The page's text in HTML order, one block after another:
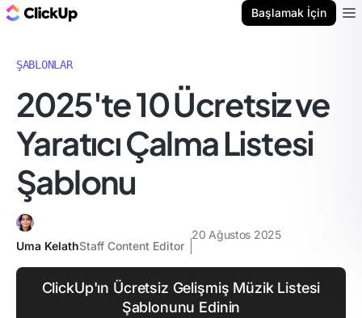
Başlamak İçin
ŞABLONLAR
2025'te 10 Ücretsiz ve
Yaratıcı Çalma Listesi
Şablonu
Uma KelathStaff Content Editor
20 Ağustos 2025
ClickUp'ın Ücretsiz Gelişmiş Müzik Listesi
Şablonunu Edinin